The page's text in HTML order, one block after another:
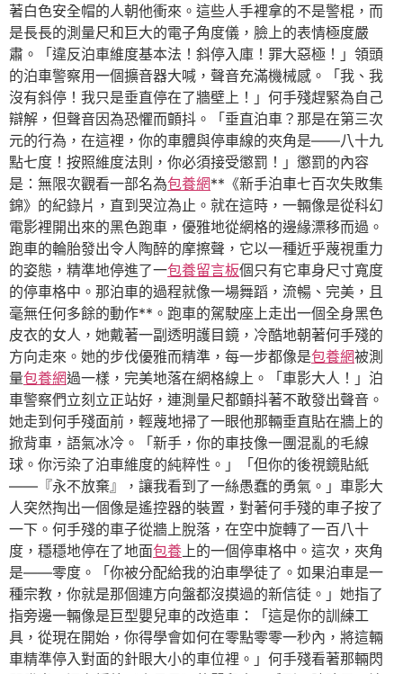
著白色安全帽的人朝他衝來。這些人手裡拿的不是警棍，而
是長長的測量尺和巨大的電子角度儀，臉上的表情極度嚴
肅。「違反泊車維度基本法！斜停入庫！罪大惡極！」領頭
的泊車警察用一個擴音器大喊，聲音充滿機械感。「我、我
沒有斜停！我只是垂直停在了牆壁上！」何手殘趕緊為自己
辯解，但聲音因為恐懼而顫抖。「垂直泊車？那是在第三次
元的行為，在這裡，你的車體與停車線的夾角是——八十九
點七度！按照維度法則，你必須接受懲罰！」懲罰的內容
是：無限次觀看一部名為包養網**《新手泊車七百次失敗集
錦》的紀錄片，直到哭泣為止。就在這時，一輛像是從科幻
電影裡開出來的黑色跑車，優雅地從網格的邊緣漂移而過。
跑車的輪胎發出令人陶醉的摩擦聲，它以一種近乎蔑視重力
的姿態，精準地停進了一包養留言板個只有它車身尺寸寬度
的停車格中。那泊車的過程就像一場舞蹈，流暢、完美，且
毫無任何多餘的動作**。跑車的駕駛座上走出一個全身黑色
皮衣的女人，她戴著一副透明護目鏡，冷酷地朝著何手殘的
方向走來。她的步伐優雅而精準，每一步都像是包養網被測
量包養網過一樣，完美地落在網格線上。「車影大人！」泊
車警察們立刻立正站好，連測量尺都顫抖著不敢發出聲音。
她走到何手殘面前，輕蔑地掃了一眼他那輛垂直貼在牆上的
掀背車，語氣冰冷。「新手，你的車技像一團混亂的毛線
球。你污染了泊車維度的純粹性。」「但你的後視鏡貼紙
——『永不放棄』，讓我看到了一絲愚蠢的勇氣。」車影大
人突然掏出一個像是遙控器的裝置，對著何手殘的車子按了
一下。何手殘的車子從牆上脫落，在空中旋轉了一百八十
度，穩穩地停在了地面包養 上的一個停車格中。這次，夾角
是——零度。「你被分配給我的泊車學徒了。如果泊車是一
種宗教，你就是那個連方向盤都沒摸過的新信徒。」她指了
指旁邊一輛像是巨型嬰兒車的改造車：「這是你的訓練工
具，從現在開始，你得學會如何在零點零零一秒內，將這輛
車精準停入對面的針眼大小的車位裡。」何手殘看著那輛閃